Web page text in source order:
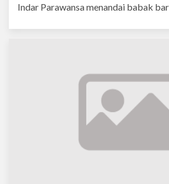
Indar Parawansa menandai babak